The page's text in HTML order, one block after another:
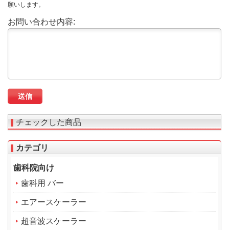
願いします。
お問い合わせ内容:
チェックした商品
カテゴリ
歯科院向け
歯科用 バー
エアースケーラー
超音波スケーラー